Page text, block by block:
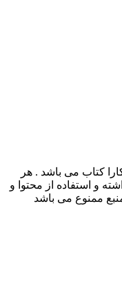
کتاب می باشد . هر
و استفاده از محتوا و
ممنوع می باشد